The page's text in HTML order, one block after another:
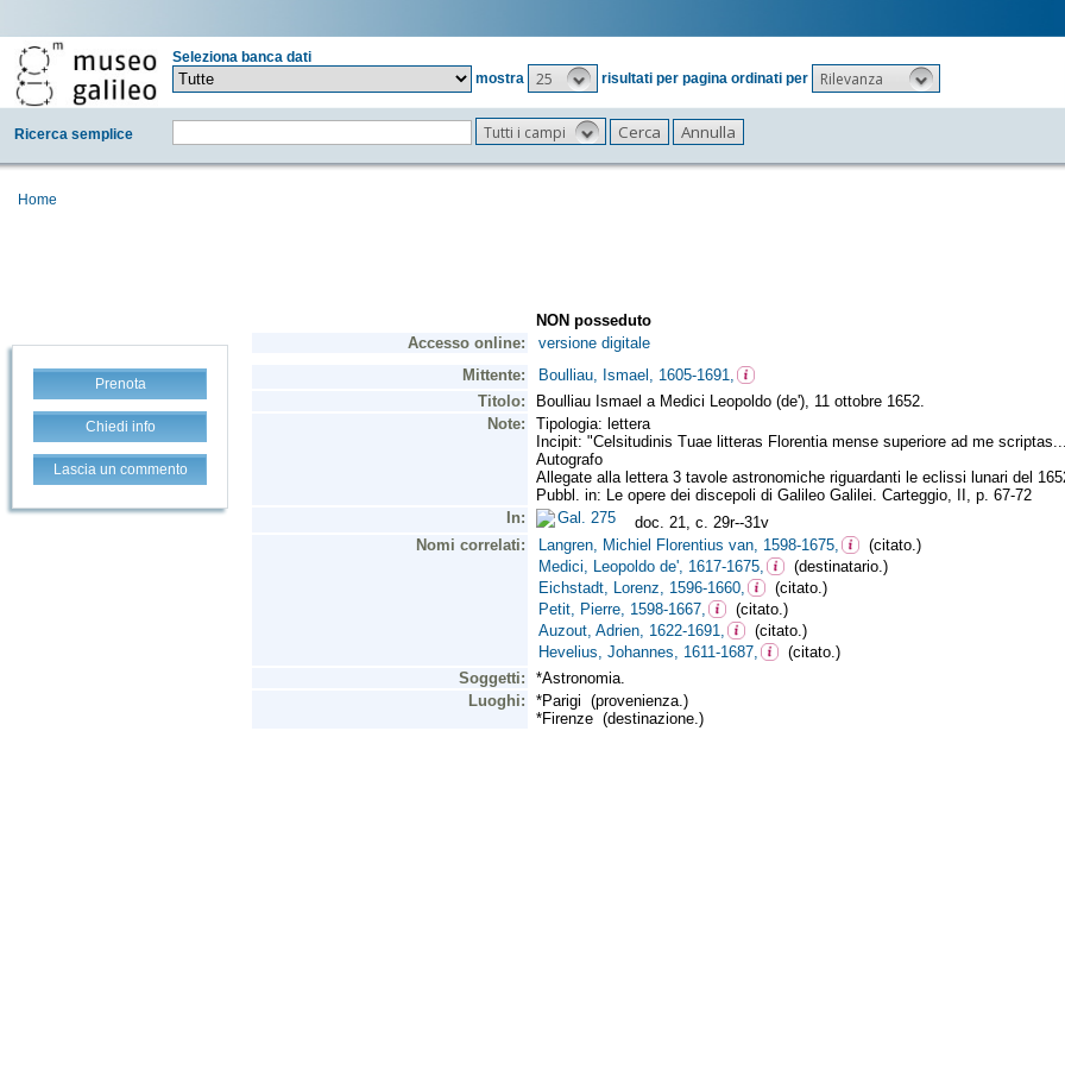
Seleziona banca dati
mostra
25 risultati per pagina ordinati per Rilevanza
Ricerca semplice Tutti i campi
Home
Prenota
Chiedi info
Lascia un commento